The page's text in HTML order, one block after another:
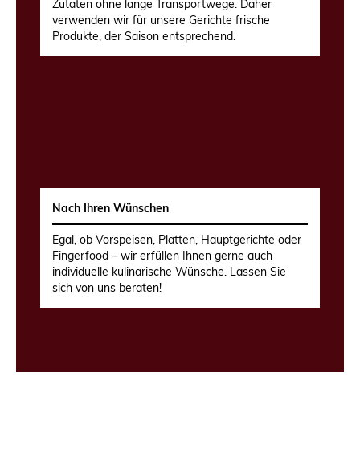
Zutaten ohne lange Transportwege. Daher
verwenden wir für unsere Gerichte frische
Produkte, der Saison entsprechend.
Nach Ihren Wünschen
Egal, ob Vorspeisen, Platten, Hauptgerichte oder
Fingerfood – wir erfüllen Ihnen gerne auch
individuelle kulinarische Wünsche. Lassen Sie
sich von uns beraten!